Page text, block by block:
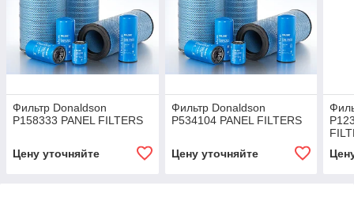
Фильтр Donaldson
P158333 PANEL FILTERS
Цену уточняйте
Фильтр Donaldson
P534104 PANEL FILTERS
Цену уточняйте